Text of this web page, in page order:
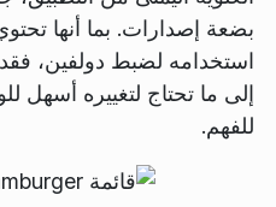
بضعة إصدارات. بما أنها
استخدامه لضبط دولفين،
إلى ما تحتاج لتغييره أسهل
للفهم.